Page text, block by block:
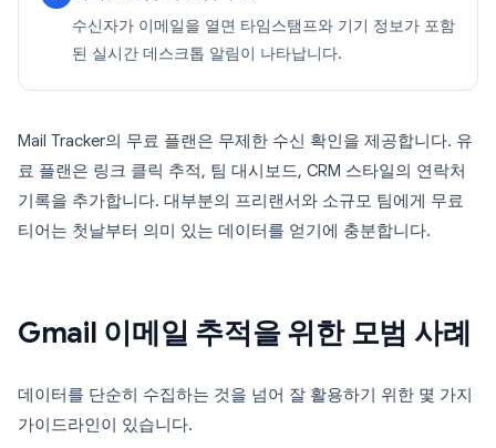
수신자가 이메일을 열면 타임스탬프와 기기 정보가 포함
된 실시간 데스크톱 알림이 나타납니다.
Mail Tracker의 무료 플랜은 무제한 수신 확인을 제공합니다. 유
료 플랜은 링크 클릭 추적, 팀 대시보드, CRM 스타일의 연락처
기록을 추가합니다. 대부분의 프리랜서와 소규모 팀에게 무료
티어는 첫날부터 의미 있는 데이터를 얻기에 충분합니다.
Gmail 이메일 추적을 위한 모범 사례
데이터를 단순히 수집하는 것을 넘어 잘 활용하기 위한 몇 가지
가이드라인이 있습니다.